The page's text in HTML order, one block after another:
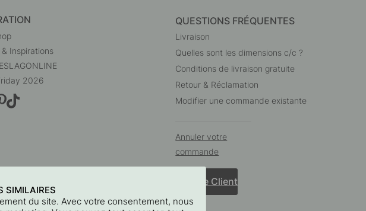
& Inspirations
2026
QUESTIONS FRÉQUENTES
Livraison
Quelles sont les dimensions c/c ?
Conditions de livraison gratuite
Retour & Réclamation
Modifier une commande existante
Annuler votre
commande
Service Client
SIMILAIRES
du site. Avec votre consentement, nous